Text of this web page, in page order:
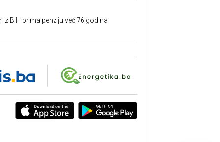
iz BiH prima penziju već 76 godina